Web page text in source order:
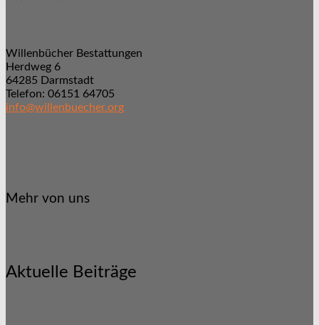
Willenbücher Bestattungen
Herdweg 6
64285 Darmstadt
Telefon: 06151 64705
info@willenbuecher.org
Mehr von uns
Aktuelle Beiträge